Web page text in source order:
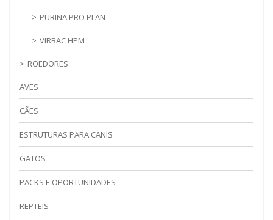
PURINA PRO PLAN
VIRBAC HPM
ROEDORES
AVES
CÃES
ESTRUTURAS PARA CANIS
GATOS
PACKS E OPORTUNIDADES
REPTEIS